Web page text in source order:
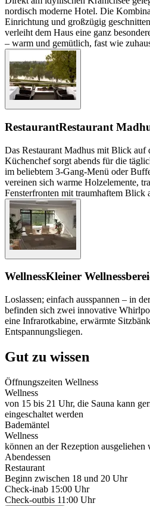
nordisch moderne Hotel. Die
Einrichtung und großzügig
verleiht dem Haus eine ganz
– warm und gemütlich, fast wie
RestaurantRestaurant
Das Restaurant Madhus mit Blick auf
Küchenchef sorgt abends für die
im beliebtem 3-Gang-Menü oder
vereinen sich warme Holzelemente,
Fensterfronten mit traumhaftem Blick
WellnessKleiner
Loslassen; einfach ausspannen – in
befinden sich zwei innovative
eine Infrarotkabine, erwärmte
Entspannungsliegen.
Gut zu wissen
Öffnungszeiten Wellness
Wellness
von 15 bis 21 Uhr, die Sauna kann
eingeschaltet werden
Bademäntel
Wellness
können an der Rezeption ausgeliehen
Abendessen
Restaurant
Beginn zwischen 18 und 20 Uhr
Check-inab 15:00 Uhr
Check-outbis 11:00 Uhr